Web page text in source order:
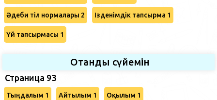
Әдеби тіл нормалары 2 Ізденімдік тапсырма 1
Үй тапсырмасы 1
Отанды сүйемін
Страница 93
Тыңдалым 1 Айтылым 1 Оқылым 1